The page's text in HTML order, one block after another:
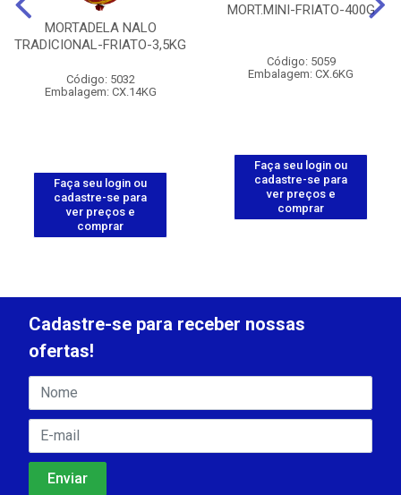
MORTADELA NALO
TRADICIONAL-FRIATO-3,5KG
Código: 5032
Embalagem: CX.14KG
Faça seu login ou
cadastre-se para
ver preços e
comprar
MORT.MINI-FRIATO-400G
Código: 5059
Embalagem: CX.6KG
Faça seu login ou
cadastre-se para
ver preços e
comprar
Cadastre-se para receber nossas
ofertas!